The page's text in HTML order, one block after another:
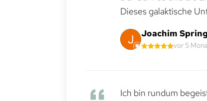
Dieses galaktische
Joachim
vor 5
Ich bin rundum